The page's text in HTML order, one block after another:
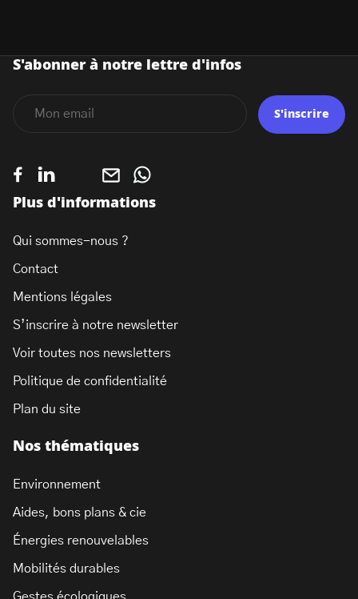
Nos thématiques
Environnement
Aides, bons plans & cie
Énergies renouvelables
Mobilités durables
Plus d'informations
Qui sommes-nous ?
Contact
Mentions légales
S’inscrire à notre newsletter
Voir toutes nos newsletters
Politique de confidentialité
Plan du site
S'abonner à notre lettre d'infos
S'inscrire